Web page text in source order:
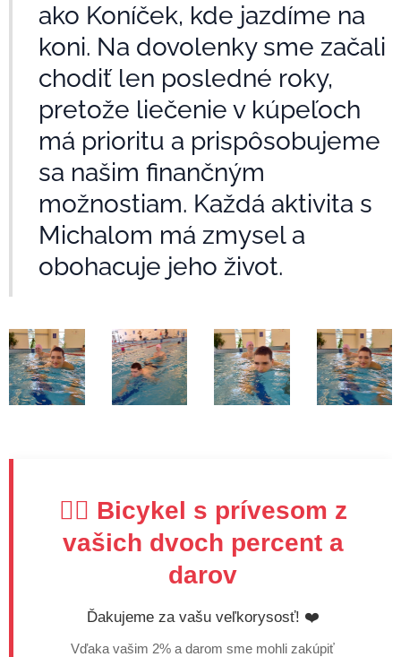
ako Koníček, kde jazdíme na
koni. Na dovolenky sme začali
chodiť len posledné roky,
pretože liečenie v kúpeľoch
má prioritu a prispôsobujeme
sa našim finančným
možnostiam. Každá aktivita s
Michalom má zmysel a
obohacuje jeho život.
🚴‍♂️ Bicykel s prívesom z
vašich dvoch percent a
darov
Ďakujeme za vašu veľkorysosť! ❤️
Vďaka vašim 2% a darom sme mohli zakúpiť